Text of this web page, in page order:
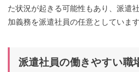
た状況が起きる可能性もあり、派遣
加義務を派遣社員の任意としています
派遣社員の働きやすい職